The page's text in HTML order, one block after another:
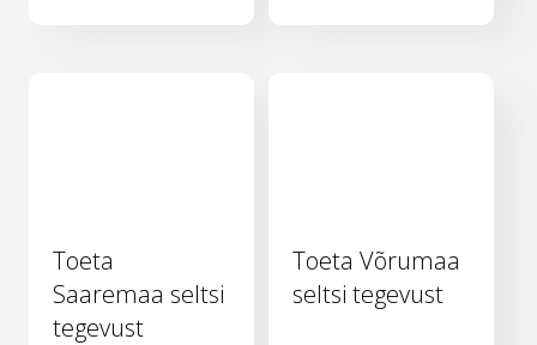
Toeta
Saaremaa seltsi
tegevust
Toeta Võrumaa
seltsi tegevust